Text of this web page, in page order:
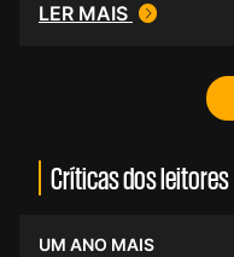
LER MAIS
Críticas dos leitores
UM ANO MAIS